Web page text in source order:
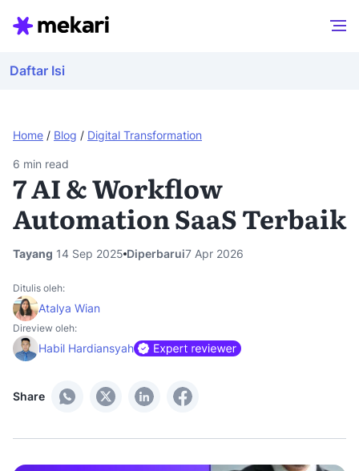
Home / Blog / Digital Transformation
Daftar Isi
6 min read
7 AI & Workflow
Automation SaaS Terbaik
Tayang 14 Sep 2025 Diperbarui7 Apr 2026
Share
Ditulis oleh:
Atalya Wian
Direview oleh:
Habil Hardiansyah